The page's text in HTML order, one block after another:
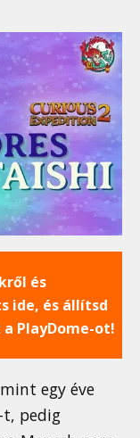
és
ide, és állítsd
PlayDome-ot!
egy éve
-t, pedig